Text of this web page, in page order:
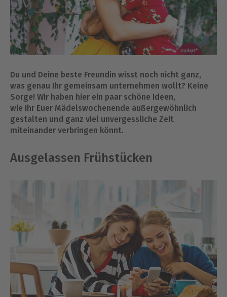
Du und Deine beste Freundin wisst noch nicht ganz,
was genau Ihr gemeinsam unternehmen wollt? Keine
Sorge! Wir haben hier ein paar schöne Ideen,
wie Ihr Euer Mädelswochenende außergewöhnlich
gestalten und ganz viel unvergessliche Zeit
miteinander verbringen könnt.
Ausgelassen Frühstücken